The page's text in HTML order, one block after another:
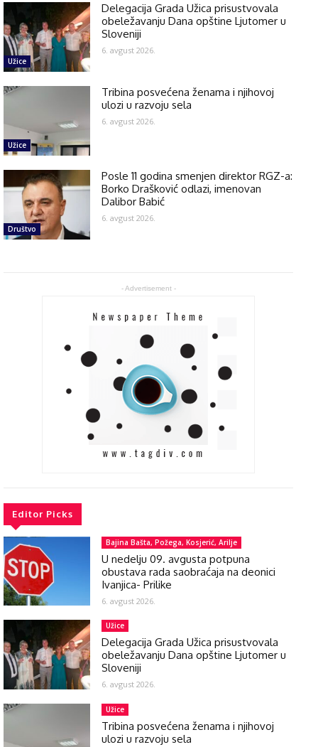
Užice
Delegacija Grada Užica prisustvovala
obeležavanju Dana opštine Ljutomer u
Sloveniji
6. avgust 2026.
Užice
Tribina posvećena ženama i njihovoj
ulozi u razvoju sela
6. avgust 2026.
Društvo
Posle 11 godina smenjen direktor RGZ-a:
Borko Drašković odlazi, imenovan
Dalibor Babić
6. avgust 2026.
- Advertisement -
Editor Picks
Bajina Bašta, Požega, Kosjerić, Arilje
U nedelju 09. avgusta potpuna
obustava rada saobraćaja na deonici
Ivanjica- Prilike
6. avgust 2026.
Užice
Delegacija Grada Užica prisustvovala
obeležavanju Dana opštine Ljutomer u
Sloveniji
6. avgust 2026.
Užice
Tribina posvećena ženama i njihovoj
ulozi u razvoju sela